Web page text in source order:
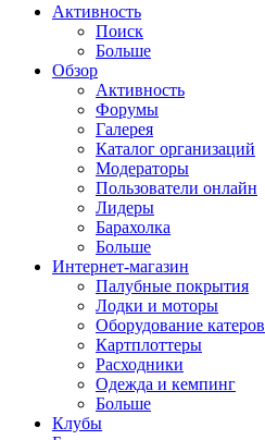
Активность
Поиск
Больше
Обзор
Активность
Форумы
Галерея
Каталог организаций
Модераторы
Пользователи онлайн
Лидеры
Барахолка
Больше
Интернет-магазин
Палубные покрытия
Лодки и моторы
Оборудование катеров
Картплоттеры
Расходники
Одежда и кемпинг
Больше
Клубы